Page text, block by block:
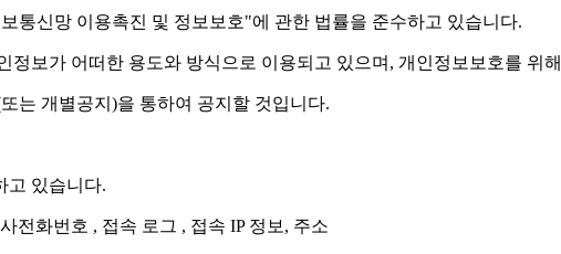
통신망 이용촉진 및 정보보호"에 관한 법률을 준수하고 있습니다.
보가 어떠한 용도와 방식으로 이용되고 있으며, 개인정보보호를 위
는 개별공지)을 통하여 공지할 것입니다.
고 있습니다.
전화번호 , 접속 로그 , 접속 IP 정보, 주소